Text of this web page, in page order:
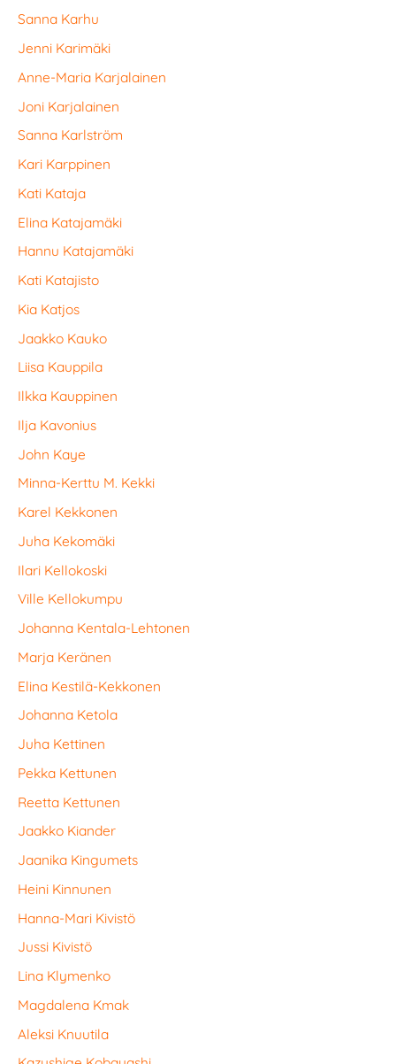
Sanna Karhu
Jenni Karimäki
Anne-Maria Karjalainen
Joni Karjalainen
Sanna Karlström
Kari Karppinen
Kati Kataja
Elina Katajamäki
Hannu Katajamäki
Kati Katajisto
Kia Katjos
Jaakko Kauko
Liisa Kauppila
Ilkka Kauppinen
Ilja Kavonius
John Kaye
Minna-Kerttu M. Kekki
Karel Kekkonen
Juha Kekomäki
Ilari Kellokoski
Ville Kellokumpu
Johanna Kentala-Lehtonen
Marja Keränen
Elina Kestilä-Kekkonen
Johanna Ketola
Juha Kettinen
Pekka Kettunen
Reetta Kettunen
Jaakko Kiander
Jaanika Kingumets
Heini Kinnunen
Hanna-Mari Kivistö
Jussi Kivistö
Lina Klymenko
Magdalena Kmak
Aleksi Knuutila